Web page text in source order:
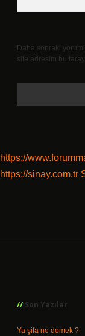
Daha sonraki
site adresim bu
https://
https://sinay.com.tr
Son Yazılar
Ya şifa ne demek ?